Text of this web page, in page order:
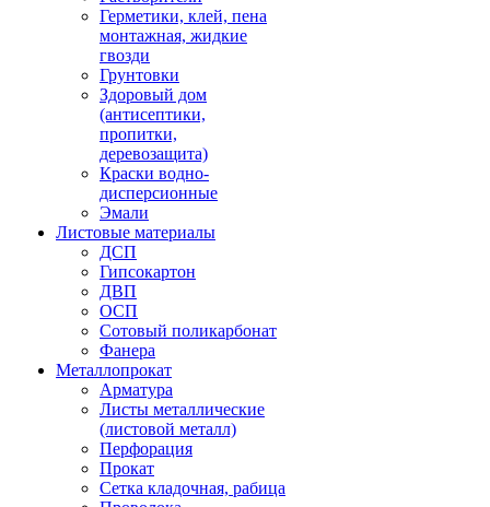
Герметики, клей, пена
монтажная, жидкие
гвозди
Грунтовки
Здоровый дом
(антисептики,
пропитки,
деревозащита)
Краски водно-
дисперсионные
Эмали
Листовые материалы
ДСП
Гипсокартон
ДВП
ОСП
Сотовый поликарбонат
Фанера
Металлопрокат
Арматура
Листы металлические
(листовой металл)
Перфорация
Прокат
Сетка кладочная, рабица